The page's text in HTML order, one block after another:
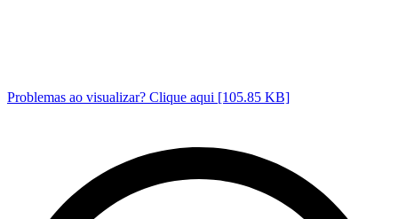
Problemas ao visualizar? Clique aqui [105.85 KB]